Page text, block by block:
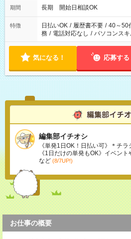
期間 長期 開始日相談OK
特徴 日払いOK / 履歴書不要 / 40～50
務 / 電話対応なし / パソコンス
気になる！ 応募する
編集部イチオシ
《単発1日OK！日払い可》＊チラ
《1日だけの単発もOK》イベン
など (8/7UP!)
お仕事の概要